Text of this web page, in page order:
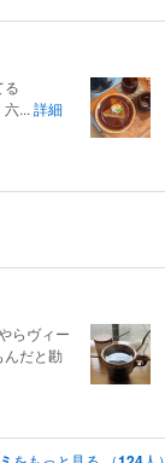
る
... 詳細
らヴィー
んだと勘